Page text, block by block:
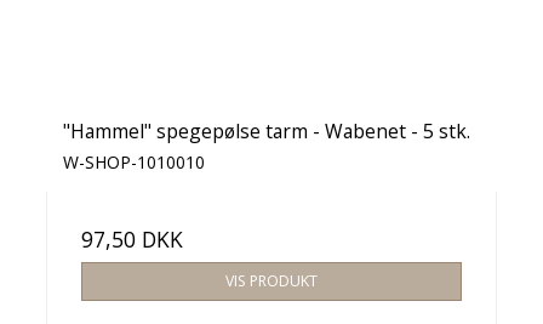
"Hammel" spegepølse tarm - Wabenet - 5 stk.
W-SHOP-1010010
97,50 DKK
VIS PRODUKT